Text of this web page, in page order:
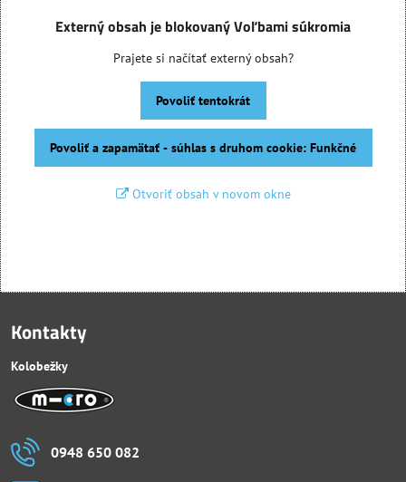
Externý obsah je blokovaný Voľbami súkromia
Prajete si načítať externý obsah?
Povoliť tentokrát
Povoliť a zapamätať - súhlas s druhom cookie: Funkčné
Otvoriť obsah v novom okne
Kontakty
Kolobežky
0948 650 082